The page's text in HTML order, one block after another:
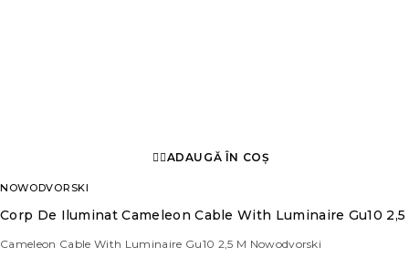
ADAUGĂ ÎN COȘ
NOWODVORSKI
Corp De Iluminat Cameleon Cable With Luminaire Gu10 2,5
Cameleon Cable With Luminaire Gu10 2,5 M Nowodvorski